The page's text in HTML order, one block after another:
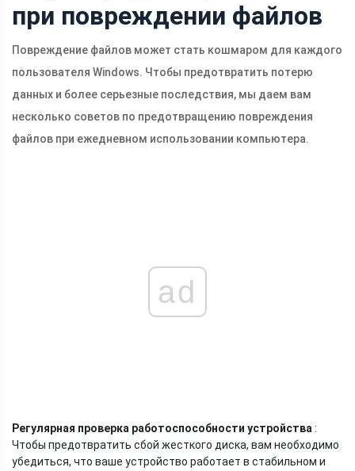
при повреждении файлов
Повреждение файлов может стать кошмаром для каждого
пользователя Windows. Чтобы предотвратить потерю
данных и более серьезные последствия, мы даем вам
несколько советов по предотвращению повреждения
файлов при ежедневном использовании компьютера.
ad
Регулярная проверка работоспособности устройства :
Чтобы предотвратить сбой жесткого диска, вам необходимо
убедиться, что ваше устройство работает в стабильном и